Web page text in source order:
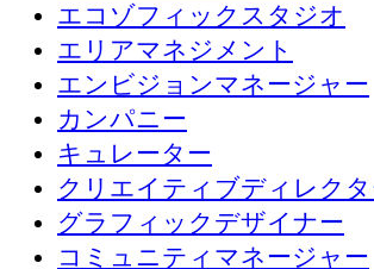
エコゾフィックスタジオ
エリアマネジメント
エンビジョンマネージャー
カンパニー
キュレーター
クリエイティブディレク
グラフィックデザイナー
コミュニティマネージャー